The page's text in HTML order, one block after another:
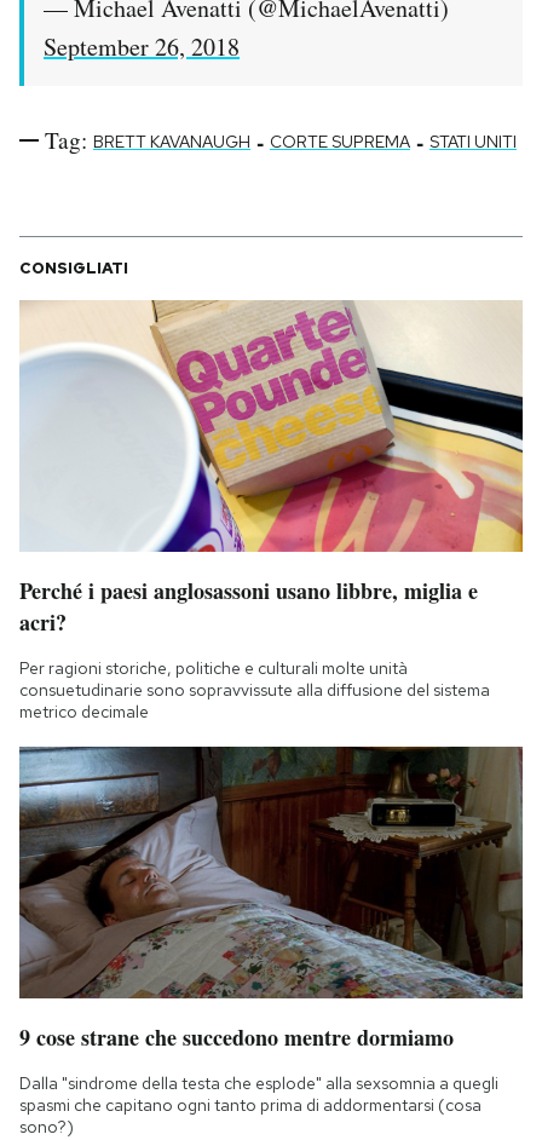
— Michael Avenatti (@MichaelAvenatti)
September 26, 2018
Tag: BRETT KAVANAUGH - CORTE SUPREMA - STATI UNITI
CONSIGLIATI
Perché i paesi anglosassoni usano libbre, miglia e
acri?
Per ragioni storiche, politiche e culturali molte unità
consuetudinarie sono sopravvissute alla diffusione del sistema
metrico decimale
9 cose strane che succedono mentre dormiamo
Dalla "sindrome della testa che esplode" alla sexsomnia a quegli
spasmi che capitano ogni tanto prima di addormentarsi (cosa
sono?)